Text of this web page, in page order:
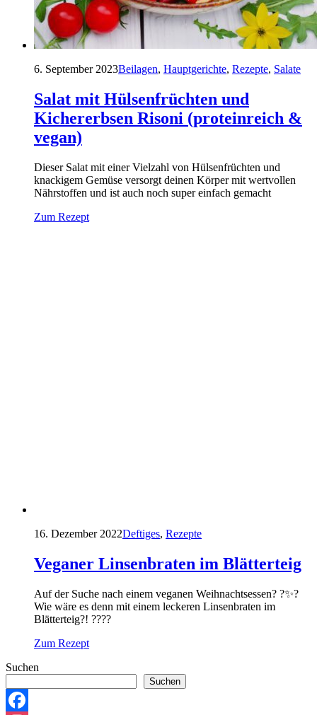
6. September 2023Beilagen, Hauptgerichte, Rezepte, Salate
Salat mit Hülsenfrüchten und
Kichererbsen Risoni (proteinreich &
vegan)
Dieser Salat mit einer Vielzahl von Hülsenfrüchten und
knackigem Gemüse versorgt deinen Körper mit wertvollen
Nährstoffen und ist auch noch super einfach gemacht
Zum Rezept
16. Dezember 2022Deftiges, Rezepte
Veganer Linsenbraten im Blätterteig
Auf der Suche nach einem veganen Weihnachtsessen? ?✨?
Wie wäre es denn mit einem leckeren Linsenbraten im
Blätterteig?! ????
Zum Rezept
Suchen
Suchen